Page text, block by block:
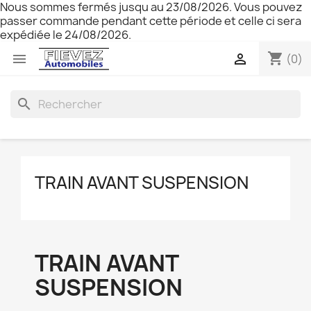
Nous sommes fermés jusqu au 23/08/2026. Vous pouvez
passer commande pendant cette période et celle ci sera
expédiée le 24/08/2026.
 shopping_cart (0)

search
TRAIN AVANT SUSPENSION
TRAIN AVANT
SUSPENSION